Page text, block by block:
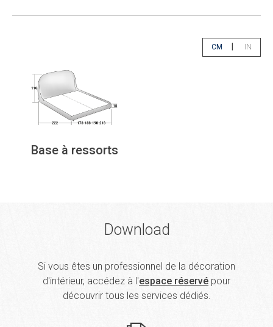
CM
IN
Base à ressorts
Download
Si vous êtes un professionnel de la décoration
d'intérieur, accédez à l'espace réservé pour
découvrir tous les services dédiés.